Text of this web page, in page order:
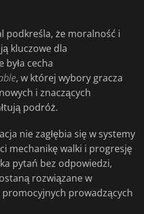
podkreśla, że moralność i
kluczowe dla
była cecha
, w której wybory gracza
i znaczących
podróż.
nie zagłębia się w systemy
mechanikę walki i progresję
pytań bez odpowiedzi,
rozwiązane w
promocyjnych prowadzących